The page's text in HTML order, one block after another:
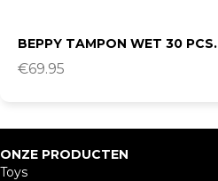
BEPPY TAMPON WET 30 PCS.
€69.95
ONZE PRODUCTEN
Toys